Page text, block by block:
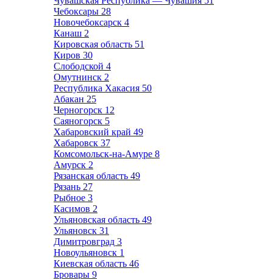
Чебоксары 28
Новочебоксарск 4
Канаш 2
Кировская область 51
Киров 30
Слободской 4
Омутнинск 2
Республика Хакасия 50
Абакан 25
Черногорск 12
Саяногорск 5
Хабаровский край 49
Хабаровск 37
Комсомольск-на-Амуре 8
Амурск 2
Рязанская область 49
Рязань 27
Рыбное 3
Касимов 2
Ульяновская область 49
Ульяновск 31
Димитровград 3
Новоульяновск 1
Киевская область 46
Бровары 9